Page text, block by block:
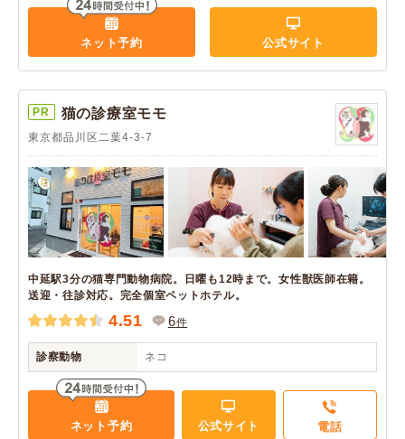
ネット予約 公式サイト
PR 猫の診療室モモ
東京都品川区二葉4-3-7
中延駅3分の猫専門動物病院。日曜も12時まで。女性獣医師在籍。
送迎・往診対応。完全個室ペットホテル。
4.51 6件
診察動物 ネコ
ネット予約 公式サイト 電話